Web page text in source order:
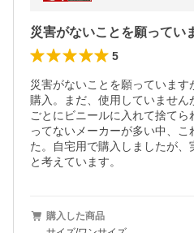
5
災害がないことを願っています
購入。まだ、使用していません
ごとにビニールに入れて捨てら
ってないメーカーが多い中、
た。自宅用で購入しましたが
と考えています。
購入した商品